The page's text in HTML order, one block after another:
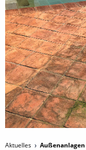
Aktuelles Außenanlagen